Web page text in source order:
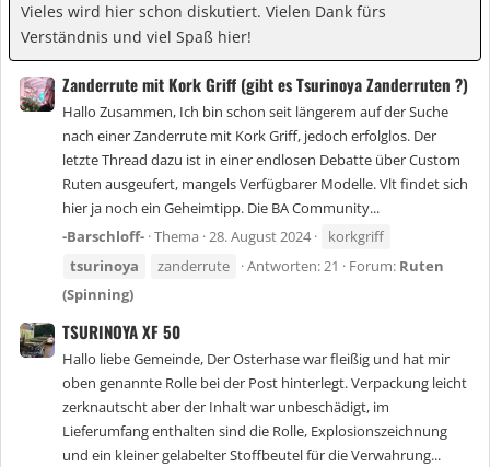
Vieles wird hier schon diskutiert. Vielen Dank fürs
Verständnis und viel Spaß hier!
Zanderrute mit Kork Griff (gibt es Tsurinoya Zanderruten ?)
Hallo Zusammen, Ich bin schon seit längerem auf der Suche
nach einer Zanderrute mit Kork Griff, jedoch erfolglos. Der
letzte Thread dazu ist in einer endlosen Debatte über Custom
Ruten ausgeufert, mangels Verfügbarer Modelle. Vlt findet sich
hier ja noch ein Geheimtipp. Die BA Community...
-Barschloff- Thema 28. August 2024
korkgriff
tsurinoya
zanderrute Antworten: 21 Forum: Ruten
(Spinning)
TSURINOYA XF 50
Hallo liebe Gemeinde, Der Osterhase war fleißig und hat mir
oben genannte Rolle bei der Post hinterlegt. Verpackung leicht
zerknautscht aber der Inhalt war unbeschädigt, im
Lieferumfang enthalten sind die Rolle, Explosionszeichnung
und ein kleiner gelabelter Stoffbeutel für die Verwahrung...